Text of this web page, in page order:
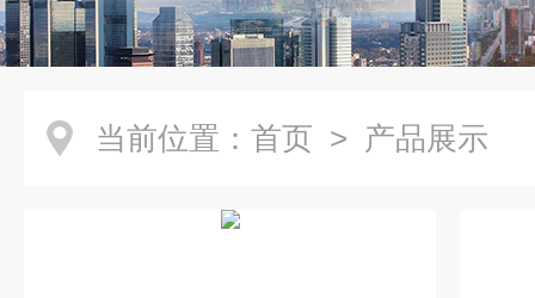
当前位置： 首页 > 产品展示